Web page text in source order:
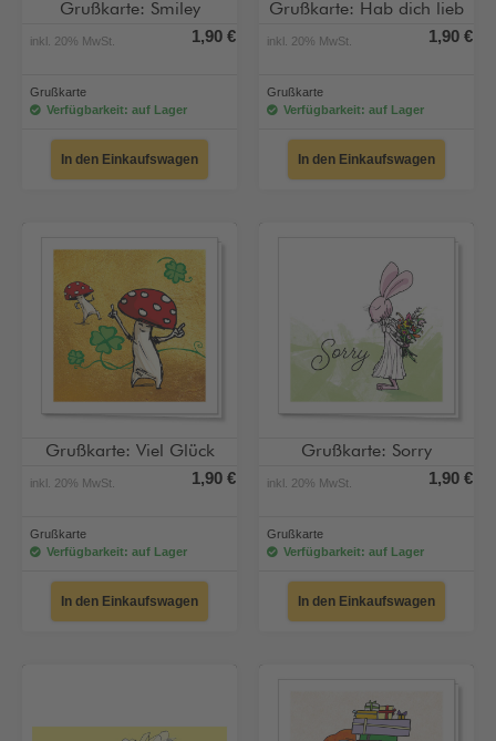
Grußkarte: Smiley
inkl. 20% MwSt. 1,90 €
Grußkarte
Verfügbarkeit: auf Lager
In den Einkaufswagen
Grußkarte: Hab dich lieb
inkl. 20% MwSt. 1,90 €
Grußkarte
Verfügbarkeit: auf Lager
In den Einkaufswagen
Grußkarte: Viel Glück
inkl. 20% MwSt. 1,90 €
Grußkarte
Verfügbarkeit: auf Lager
In den Einkaufswagen
Grußkarte: Sorry
inkl. 20% MwSt. 1,90 €
Grußkarte
Verfügbarkeit: auf Lager
In den Einkaufswagen